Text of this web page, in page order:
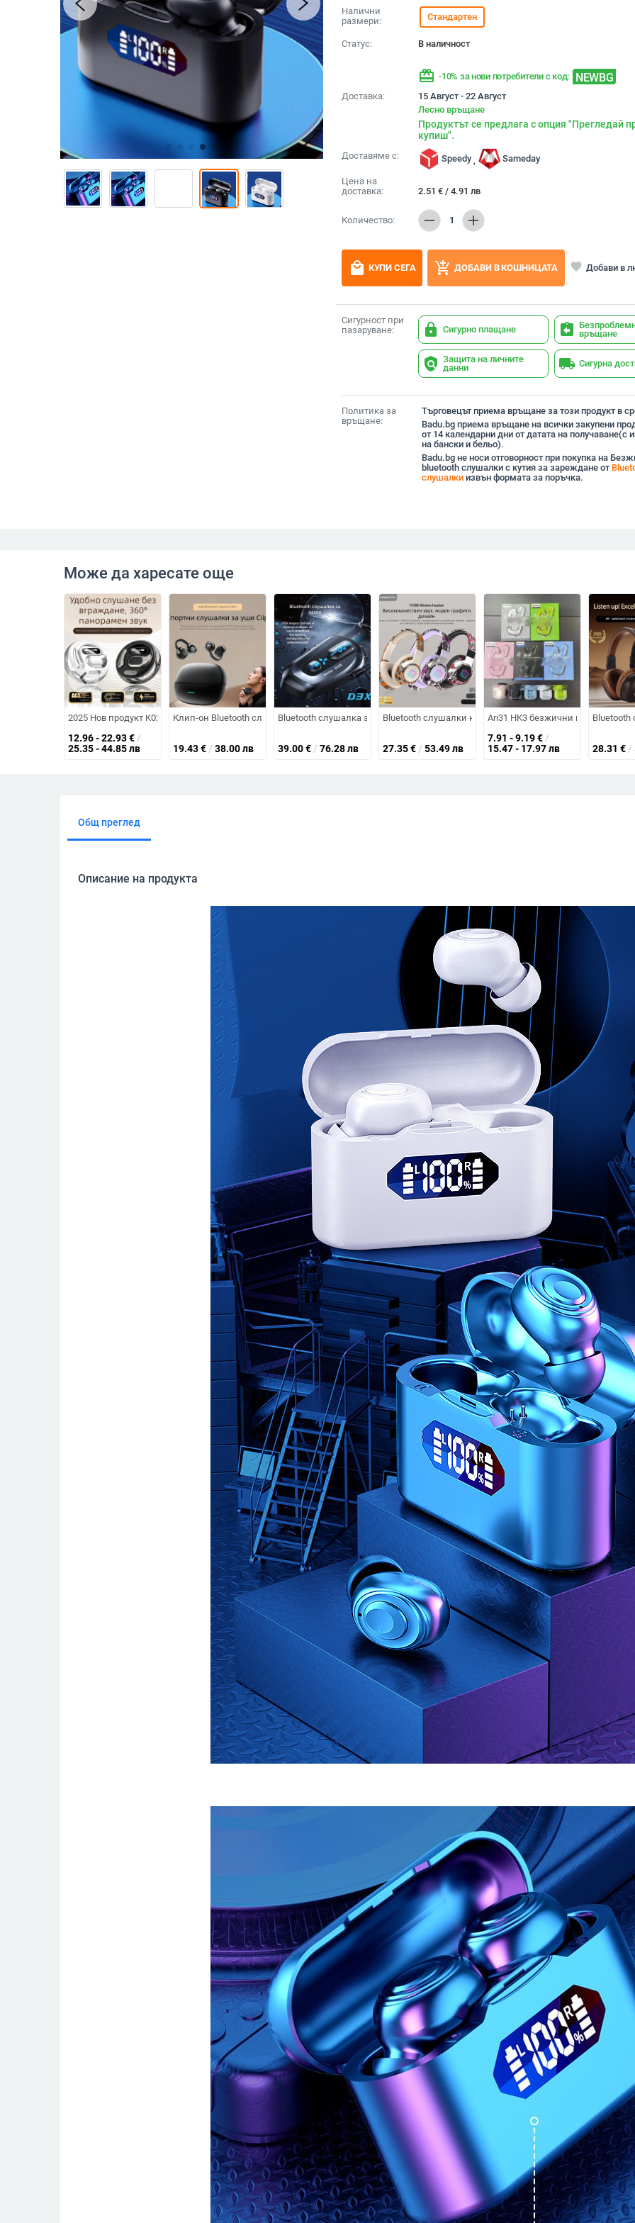
Налични
размери:
Стандартен
Статус: В наличност
redeem -10% за нови потребители с код: NEWBG
Доставка:
15 Август - 22 Август
Лесно връщане
Продуктът се предлага с опция "Прегледай
купиш".
Доставяме с: Speedy , Sameday
Цена на
доставка:
2.51 € / 4.91 лв
Количество: remove 1 add
local_mall КУПИ СЕГА add_shopping_cart ДОБАВИ В КОШНИЦАТА favorite Добави в
Сигурност при
пазаруване:
lock Сигурно плащане assignment_return връщане
policy Защита на личните
данни
local_shipping Сигурна
Политика за
връщане:
Търговецът приема връщане за този продукт в
Badu.bg приема връщане на всички закупени
от 14 календарни дни от датата на получаване(с
на бански и бельо).
Badu.bg не носи отговорност при покупка на
bluetooth слушалки с кутия за зареждане от
слушалкиизвън формата за поръчка.
Може да харесате още
2025 Нов продукт K02-K03 Безжични Bluetooth слушалки 5.5 Монтирани за уши Бинаурални стерео M76 Експорт Горещ модел Ows
12.96 - 22.93€ /
25.35 - 44.85 лв
Клип-он Bluetooth слушалки с AI гласов асистент, водоустойчиви, шумопотискане, живот на батерията
19.43€ / 38.00 лв
Bluetooth слушалка за каска с интерком едно към много, водоустойчива и
39.00€ / 76.28 лв
Bluetooth слушалки над ушите със LED графити
27.35€ / 53.49 лв
Ari31 HK3 безжични гейминг
7.91 - 9.19€ /
15.47 - 17.97 лв
Bluetooth
28.31 € /
chevron_left
Общ преглед
Описание на продукта